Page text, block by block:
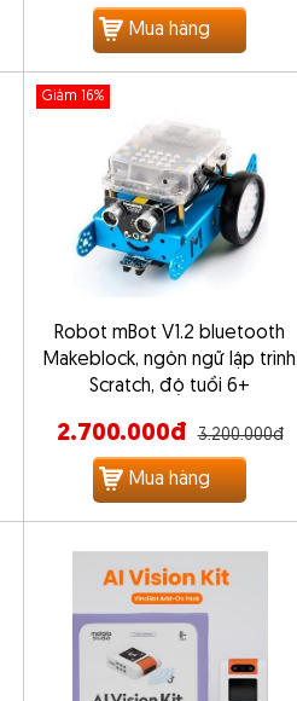
Mua hàng
Robot mBot V1.2 bluetooth
Makeblock, ngôn ngữ lập trình
Scratch, độ tuổi 6+
2.700.000đ 3.200.000đ
Giảm 16%
Mua hàng